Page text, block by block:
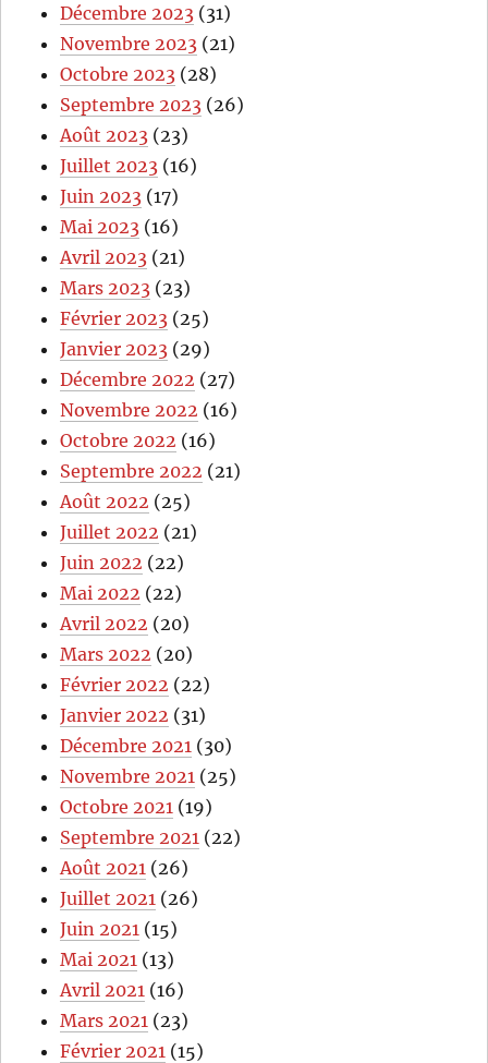
Décembre 2023 (31)
Novembre 2023 (21)
Octobre 2023 (28)
Septembre 2023 (26)
Août 2023 (23)
Juillet 2023 (16)
Juin 2023 (17)
Mai 2023 (16)
Avril 2023 (21)
Mars 2023 (23)
Février 2023 (25)
Janvier 2023 (29)
Décembre 2022 (27)
Novembre 2022 (16)
Octobre 2022 (16)
Septembre 2022 (21)
Août 2022 (25)
Juillet 2022 (21)
Juin 2022 (22)
Mai 2022 (22)
Avril 2022 (20)
Mars 2022 (20)
Février 2022 (22)
Janvier 2022 (31)
Décembre 2021 (30)
Novembre 2021 (25)
Octobre 2021 (19)
Septembre 2021 (22)
Août 2021 (26)
Juillet 2021 (26)
Juin 2021 (15)
Mai 2021 (13)
Avril 2021 (16)
Mars 2021 (23)
Février 2021 (15)